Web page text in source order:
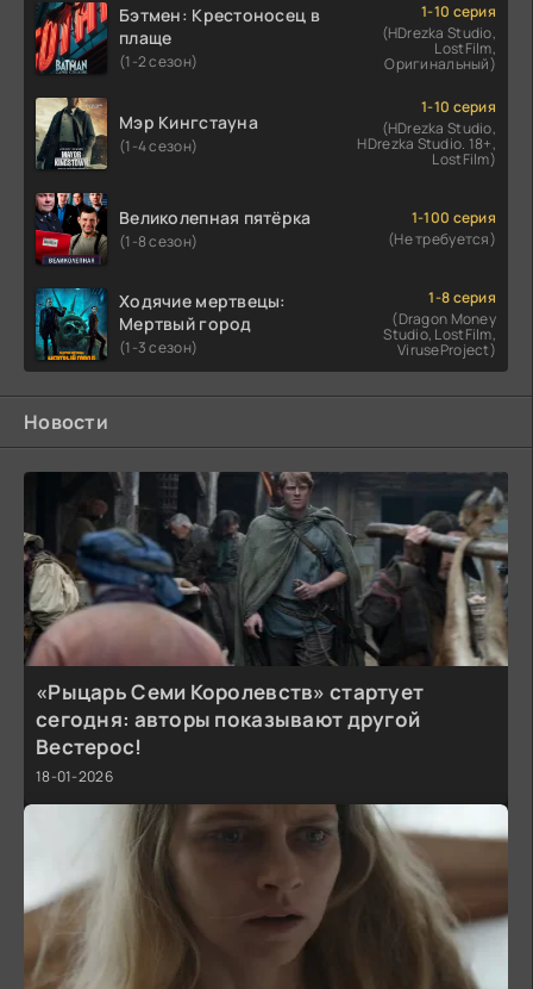
Бэтмен: Крестоносец в
плаще
(1-2 сезон)
1-10 серия
(HDrezka Studio,
LostFilm,
Оригинальный)
Мэр Кингстауна
(1-4 сезон)
1-10 серия
(HDrezka Studio,
HDrezka Studio. 18+,
LostFilm)
Великолепная пятёрка
(1-8 сезон)
1-100 серия
(Не требуется)
Ходячие мертвецы:
Мертвый город
(1-3 сезон)
1-8 серия
(Dragon Money
Studio, LostFilm,
ViruseProject)
Новости
«Рыцарь Семи Королевств» стартует
сегодня: авторы показывают другой
Вестерос!
18-01-2026